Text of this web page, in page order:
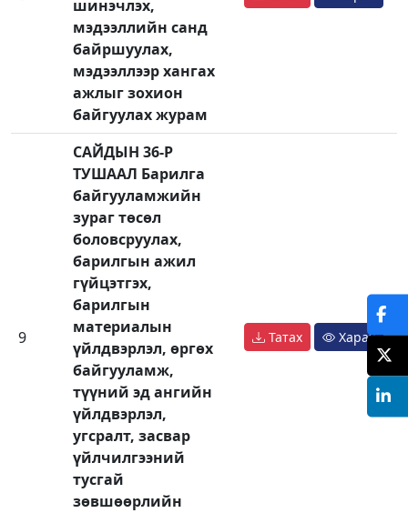
шинэчлэх,
мэдээллийн санд
байршуулах,
мэдээллээр хангах
ажлыг зохион
байгуулах журам
9
САЙДЫН 36-Р
ТУШААЛ Барилга
байгууламжийн
зураг төсөл
боловсруулах,
барилгын ажил
гүйцэтгэх,
барилгын
материалын
үйлдвэрлэл, өргөх
байгууламж,
түүний эд ангийн
үйлдвэрлэл,
угсралт, засвар
үйлчилгээний
тусгай
зөвшөөрлийн
Татах Харах